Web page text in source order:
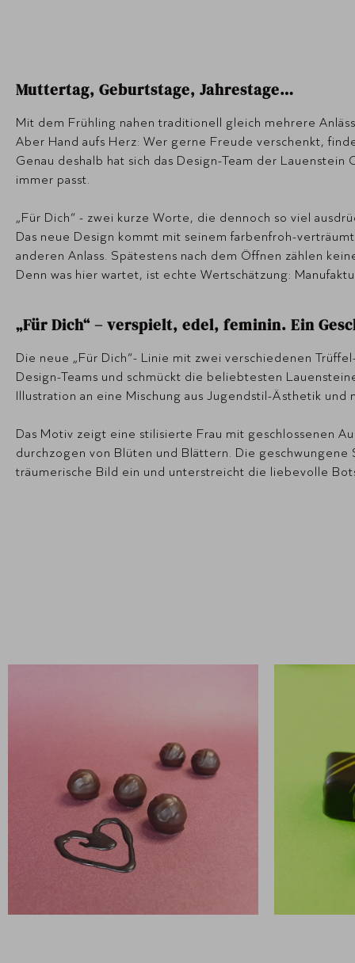
Muttertag, Geburtstage, Jahrestage…
Mit dem Frühling nahen traditionell gleich mehrere
Aber Hand aufs Herz: Wer gerne Freude verschenkt,
Genau deshalb hat sich das Design-Team der
immer passt.
„Für Dich“ - zwei kurze Worte, die dennoch so viel
Das neue Design kommt mit seinem farbenfroh-
anderen Anlass. Spätestens nach dem Öffnen zählen
Denn was hier wartet, ist echte Wertschätzung:
„Für Dich“ – verspielt, edel, feminin. Ein
Die neue „Für Dich“- Linie mit zwei verschiedenen
Design-Teams und schmückt die beliebtesten
Illustration an eine Mischung aus Jugendstil-Ästhetik
Das Motiv zeigt eine stilisierte Frau mit geschlossenen
durchzogen von Blüten und Blättern. Die geschwungene
träumerische Bild ein und unterstreicht die liebevolle